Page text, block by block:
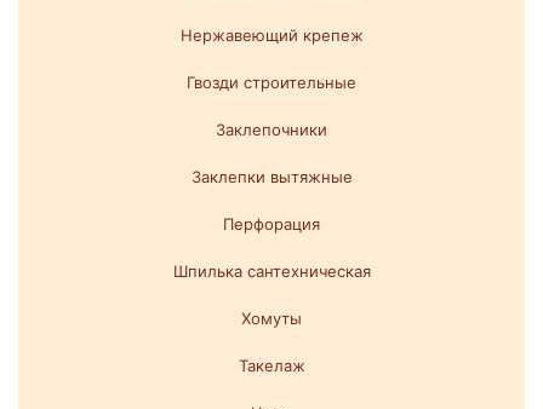
Нержавеющий крепеж
Гвозди строительные
Заклепочники
Заклепки вытяжные
Перфорация
Шпилька сантехническая
Хомуты
Такелаж